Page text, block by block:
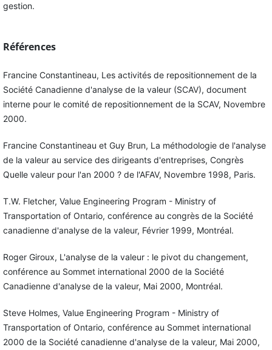
gestion.
Références
Francine Constantineau, Les activités de repositionnement de la
Société Canadienne d'analyse de la valeur (SCAV), document
interne pour le comité de repositionnement de la SCAV, Novembre
2000.
Francine Constantineau et Guy Brun, La méthodologie de l'analyse
de la valeur au service des dirigeants d'entreprises, Congrès
Quelle valeur pour l'an 2000 ? de l'AFAV, Novembre 1998, Paris.
T.W. Fletcher, Value Engineering Program - Ministry of
Transportation of Ontario, conférence au congrès de la Société
canadienne d'analyse de la valeur, Février 1999, Montréal.
Roger Giroux, L'analyse de la valeur : le pivot du changement,
conférence au Sommet international 2000 de la Société
Canadienne d'analyse de la valeur, Mai 2000, Montréal.
Steve Holmes, Value Engineering Program - Ministry of
Transportation of Ontario, conférence au Sommet international
2000 de la Société canadienne d'analyse de la valeur, Mai 2000,